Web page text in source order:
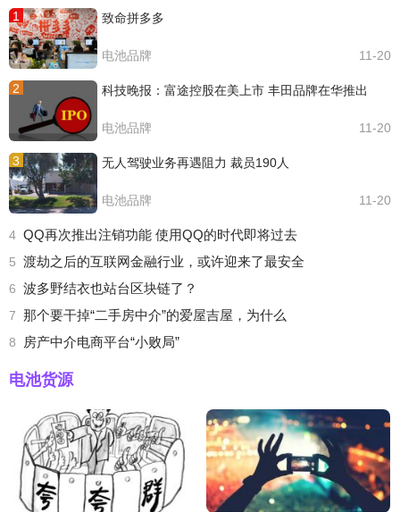
1 致命拼多多
电池品牌 11-20
2 科技晚报：富途控股在美上市 丰田品牌在华推出
电池品牌 11-20
3 无人驾驶业务再遇阻力 裁员190人
电池品牌 11-20
4 QQ再次推出注销功能 使用QQ的时代即将过去
5 渡劫之后的互联网金融行业，或许迎来了最安全
6 波多野结衣也站台区块链了？
7 那个要干掉“二手房中介”的爱屋吉屋，为什么
8 房产中介电商平台“小败局”
电池货源